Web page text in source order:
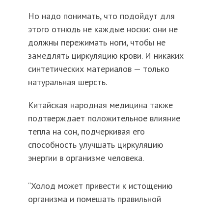
Но надо понимать, что подойдут для
этого отнюдь не каждые носки: они не
должны пережимать ноги, чтобы не
замедлять циркуляцию крови. И никаких
синтетических материалов — только
натуральная шерсть.
Китайская народная медицина также
подтверждает положительное влияние
тепла на сон, подчеркивая его
способность улучшать циркуляцию
энергии в организме человека.
“Холод может привести к истощению
организма и помешать правильной